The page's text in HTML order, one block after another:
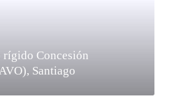
Concesión
Santiago